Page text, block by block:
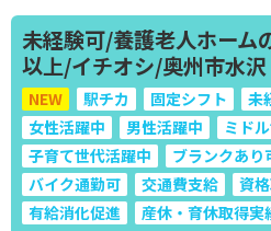
未経験可/養護老人ホーム
以上/イチオシ/奥州市水沢
NEW 駅チカ 固定シフト 未
女性活躍中
男性活躍中
ミド
子育て世代活躍中
ブランクあり
バイク通勤可
交通費支給
資
有給消化促進
産休・育休取得実